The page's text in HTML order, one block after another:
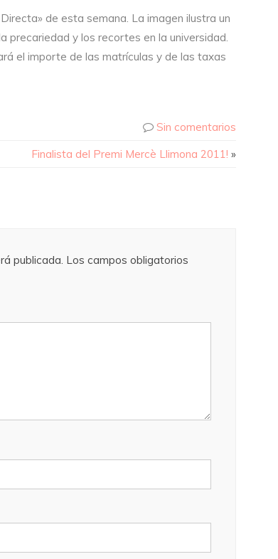
de esta semana. La imagen ilustra un
precariedad y los recortes en la universidad.
el importe de las matrículas y de las taxas
Sin comentarios
Finalista del Premi Mercè Llimona 2011! »
publicada. Los campos obligatorios